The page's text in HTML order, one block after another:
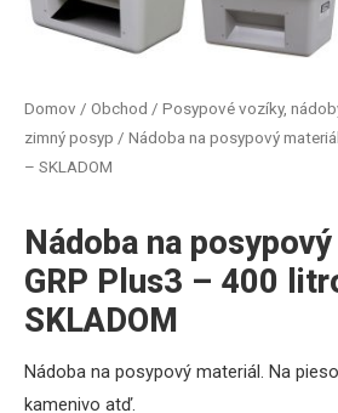
Domov / Obchod / Posypové vozíky,
zimný posyp / Nádoba na posypový
– SKLADOM
Nádoba na
GRP Plus3 – 400
SKLADOM
Nádoba na posypový materiál. Na
kamenivo atď.